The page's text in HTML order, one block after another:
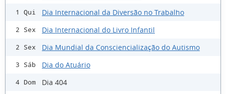
1 Qui Dia Internacional da Diversão no Trabalho
2 Sex Dia Internacional do Livro Infantil
2 Sex Dia Mundial da Consciencialização do Autismo
3 Sáb Dia do Atuário
4 Dom Dia 404